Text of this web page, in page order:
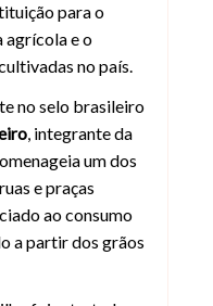
para o
agrícola e o
no país.
no selo brasileiro
, integrante da
um dos
e praças
ao consumo
a partir dos grãos